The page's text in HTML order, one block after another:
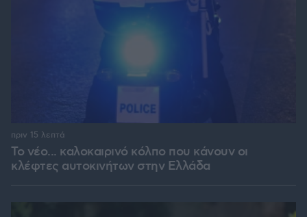
Το νέο... καλοκαιρινό κόλπο που κάνουν οι
κλέφτες αυτοκινήτων στην Ελλάδα
πριν 15 λεπτά